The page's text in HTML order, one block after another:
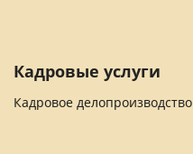
Кадровые услуги
Кадровое делопроизводство